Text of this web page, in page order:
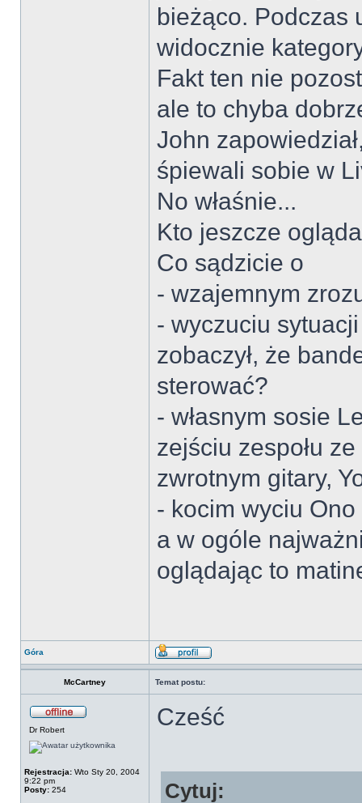
bieżąco. Podczas
widocznie
Fakt ten nie
ale to chyba
John
śpiewali sobie w
No właśnie...
Kto jeszcze
Co sądzicie o
- wzajemnym
- wyczuciu
zobaczył, że
sterować?
- własnym sosie
zejściu zespołu
zwrotnym gitary,
- kocim wyciu Ono
a w ogóle
oglądając to
Góra
McCartney Temat postu:
Dr Robert
Rejestracja: Wto Sty 20, 2004
9:22 pm
Posty: 254
Cześć
Cytuj: